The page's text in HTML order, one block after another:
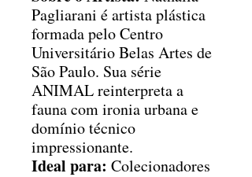
Pagliarani é artista plástica
formada pelo Centro
Universitário Belas Artes de
São Paulo. Sua série
ANIMAL reinterpreta a
fauna com ironia urbana e
domínio técnico
impressionante.
Ideal para: Colecionadores